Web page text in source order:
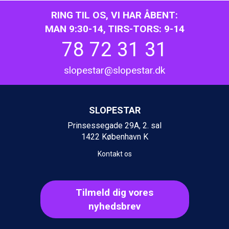
St. Anton fra DKK 7.245
Zell am See fra DKK 4.095
Canazei fra DKK 4.745
Livigno fra DKK 4.145
Bad Gastein fra DKK 4.195
Alleghe fra DKK 5.595
Arabba fra DKK 7.045
Val Thorens fra DKK 5.395
Cervinia fra DKK 5.295
Passo Tonale fra DKK 3.795
Bad Hofgastein fra DKK 5.495
Champoluc fra DKK 3.795
Sestriere fra DKK 4.395
Fieberbrunn fra DKK 6.145
RING TIL OS, VI HAR ÅBENT:
MAN 9:30-14, TIRS-TORS: 9-14
78 72 31 31
slopestar@slopestar.dk
SLOPESTAR
Prinsessegade 29A, 2. sal
1422 København K
Kontakt os
Tilmeld dig vores
nyhedsbrev